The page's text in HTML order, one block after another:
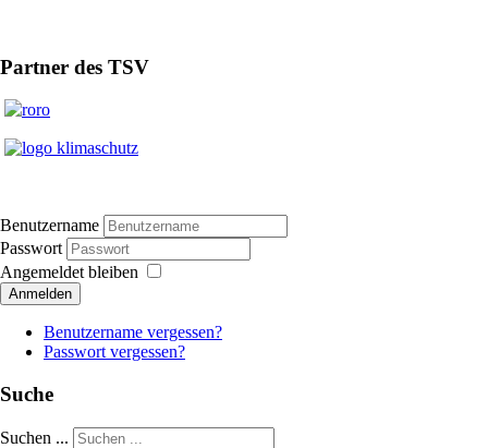
Partner des TSV
Benutzername
Passwort
Angemeldet bleiben
Anmelden
Benutzername vergessen?
Passwort vergessen?
Suche
Suchen ...